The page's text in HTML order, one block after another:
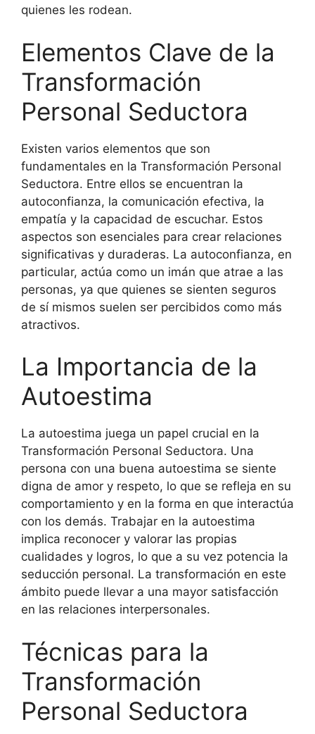
quienes les rodean.
Elementos Clave de la
Transformación
Personal Seductora
Existen varios elementos que son
fundamentales en la Transformación Personal
Seductora. Entre ellos se encuentran la
autoconfianza, la comunicación efectiva, la
empatía y la capacidad de escuchar. Estos
aspectos son esenciales para crear relaciones
significativas y duraderas. La autoconfianza, en
particular, actúa como un imán que atrae a las
personas, ya que quienes se sienten seguros
de sí mismos suelen ser percibidos como más
atractivos.
La Importancia de la
Autoestima
La autoestima juega un papel crucial en la
Transformación Personal Seductora. Una
persona con una buena autoestima se siente
digna de amor y respeto, lo que se refleja en su
comportamiento y en la forma en que interactúa
con los demás. Trabajar en la autoestima
implica reconocer y valorar las propias
cualidades y logros, lo que a su vez potencia la
seducción personal. La transformación en este
ámbito puede llevar a una mayor satisfacción
en las relaciones interpersonales.
Técnicas para la
Transformación
Personal Seductora